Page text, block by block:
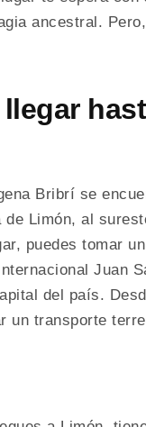
ancestral. Pero,
Bribrí se
de Limón, al
puedes tomar
Juan
del país.
un transporte